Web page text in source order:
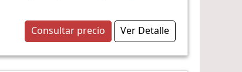
Consultar precio Ver Detalle